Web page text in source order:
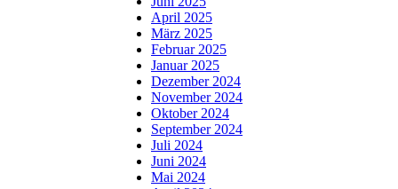
April 2025
März 2025
Februar 2025
Januar 2025
Dezember 2024
November 2024
Oktober 2024
September 2024
Juli 2024
Juni 2024
Mai 2024